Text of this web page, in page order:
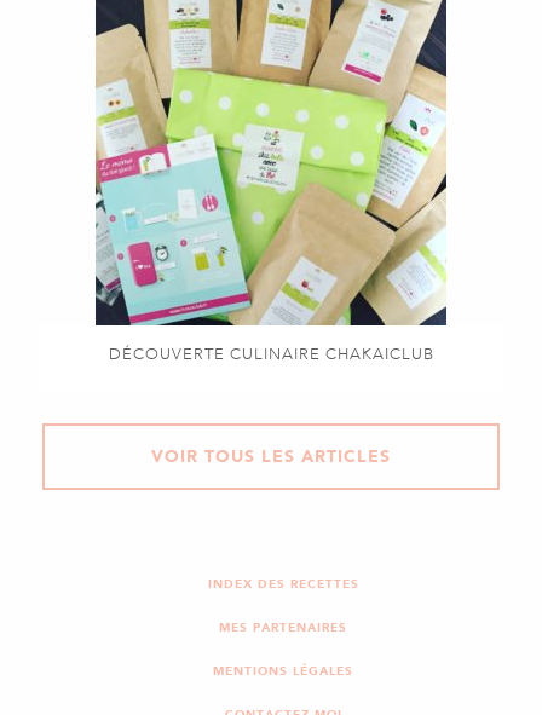
DÉCOUVERTE CULINAIRE CHAKAICLUB
VOIR TOUS LES ARTICLES
INDEX DES RECETTES
MES PARTENAIRES
MENTIONS LÉGALES